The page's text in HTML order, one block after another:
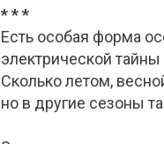
* * *
Есть особая форма
электрической
Сколько летом,
но в другие сезоны